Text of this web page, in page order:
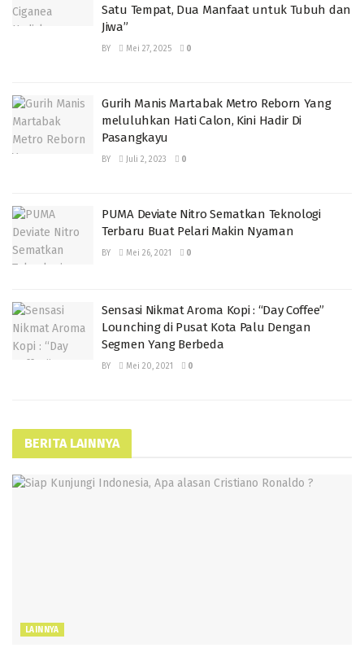
Satu Tempat, Dua Manfaat untuk Tubuh dan
Jiwa”
BY Mei 27, 2025 0
Gurih Manis Martabak Metro Reborn Yang
meluluhkan Hati Calon, Kini Hadir Di
Pasangkayu
BY Juli 2, 2023 0
PUMA Deviate Nitro Sematkan Teknologi
Terbaru Buat Pelari Makin Nyaman
BY Mei 26, 2021 0
Sensasi Nikmat Aroma Kopi : “Day Coffee”
Lounching di Pusat Kota Palu Dengan
Segmen Yang Berbeda
BY Mei 20, 2021 0
BERITA LAINNYA
LAINNYA